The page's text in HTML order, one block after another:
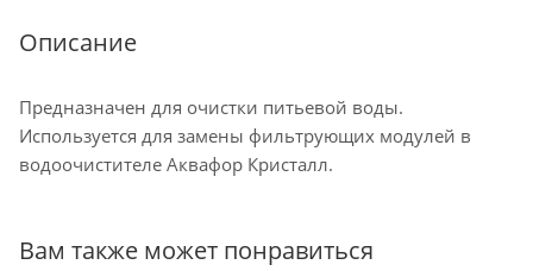
Описание
Предназначен для очистки питьевой воды.
Используется для замены фильтрующих модулей в
водоочистителе Аквафор Кристалл.
Вам также может понравиться